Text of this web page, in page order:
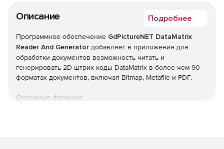
Описание Подробнее
Программное обеспечение GdPictureNET DataMatrix
Reader And Generator добавляет в приложения для
обработки документов возможность читать и
генерировать 2D-штрих-коды DataMatrix в более чем 90
форматах документов, включая Bitmap, Metafile и PDF.
Основные функции: